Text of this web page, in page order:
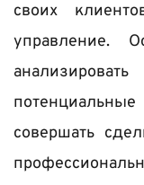
своих
управление.
совершать